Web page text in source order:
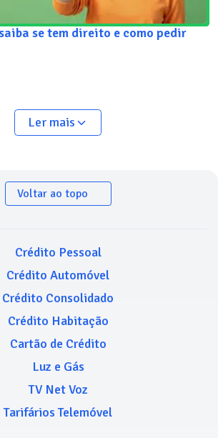
se tem direito e como pedir
Ler mais
Voltar ao topo
Crédito Pessoal
Crédito Automóvel
Crédito Consolidado
Crédito Habitação
Cartão de Crédito
Luz e Gás
TV Net Voz
Tarifários Telemóvel